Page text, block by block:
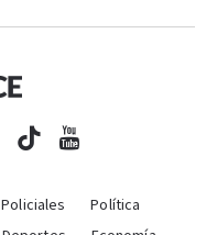
Policiales
Política